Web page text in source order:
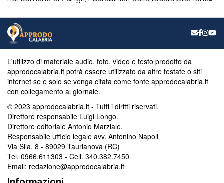
43enne di nazionalità rumena, residente a Zungri. L’uomo
è ritenuto, allo stato degli accertamenti, responsabile del
reato di omicidio […]
L'utilizzo di materiale audio, foto, video e testo prodotto da
approdocalabria.it potrà essere utilizzato da altre testate o siti
internet se e solo se venga citata come fonte approdocalabria.it
con collegamento al giornale.
© 2023 approdocalabria.it - Tutti i diritti riservati.
Direttore responsabile Luigi Longo.
Direttore editoriale Antonio Marziale.
Responsabile ufficio legale avv. Antonino Napoli
Via Sila, 8 - 89029 Taurianova (RC)
Tel. 0966.611303 - Cell. 340.382.7450
Email: redazione@approdocalabria.it